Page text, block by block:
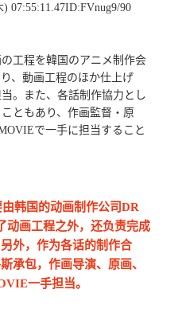
07:55:11.47ID:FVnug9/90
工程を韓国のアニメ制作会
、動画工程のほか仕上げ
。また、各話制作協力とし
ともあり、作画監督・原
で一手に担当すること
韩国的动画制作公司DR
动画工程之外，还负责完成
外，作为各话的制作合
承包，作画导演、原画、
一手担当。